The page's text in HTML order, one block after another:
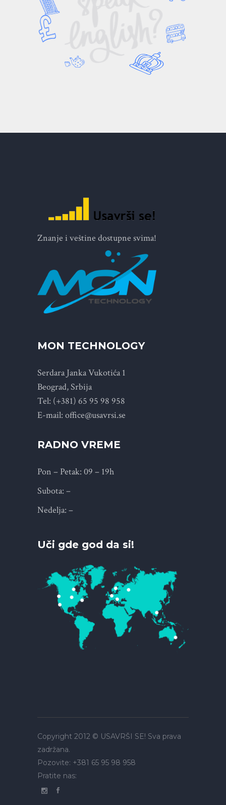
Znanje i veštine dostupne svima!
MON TECHNOLOGY
Serdara Janka Vukotića 1
Beograd, Srbija
Tel: (+381) 65 95 98 958
E-mail: office@usavrsi.se
RADNO VREME
Pon – Petak: 09 – 19h
Subota: –
Nedelja: –
Uči gde god da si!
Copyright 2012 © USAVRŠI SE! Sva prava
zadržana.
Pozovite: +381 65 95 98 958
Pratite nas: